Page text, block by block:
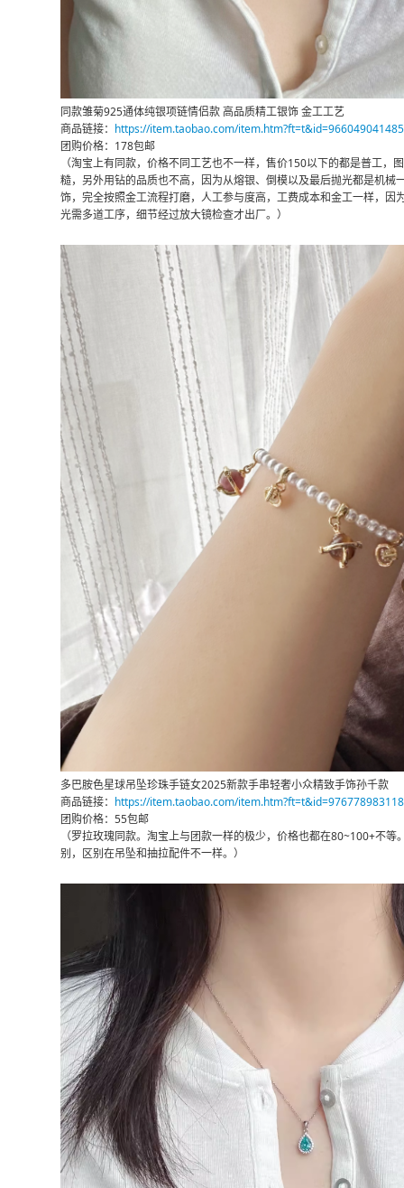
同款雏菊925通体纯银项链情侣款 高品质精工银饰 金工工艺
商品链接： https://item.taobao.com/item.htm?ft=t&id=966049041485
团购价格：178包邮
（淘宝上有同款，价格不同工艺也不一样，售价150以下的都是普工，
糙，另外用钻的品质也不高，因为从熔银、倒模以及最后抛光都是机械
饰，完全按照金工流程打磨，人工参与度高，工费成本和金工一样，因
光需多道工序，细节经过放大镜检查才出厂。）
多巴胺色星球吊坠珍珠手链女2025新款手串轻奢小众精致手饰孙千款
商品链接： https://item.taobao.com/item.htm?ft=t&id=976778983118
团购价格：55包邮
（罗拉玫瑰同款。淘宝上与团款一样的极少，价格也都在80~100+不
别，区别在吊坠和抽拉配件不一样。）